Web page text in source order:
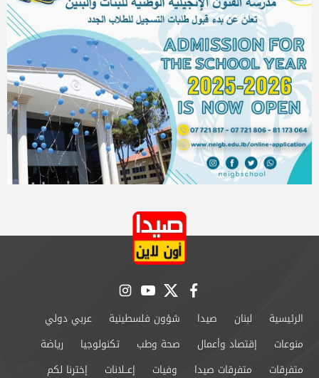
facebook
twitter
youtube
instagram
الرئيسية لبنان صيدا شؤون فلسطينية
عربي دولي
منوعات
إقتصاد وأعمال صحة وطب تكنولوجيا
رياضة
متفرقات
متفرقات صيدا وفيات إعــلانات إخترنا لكم